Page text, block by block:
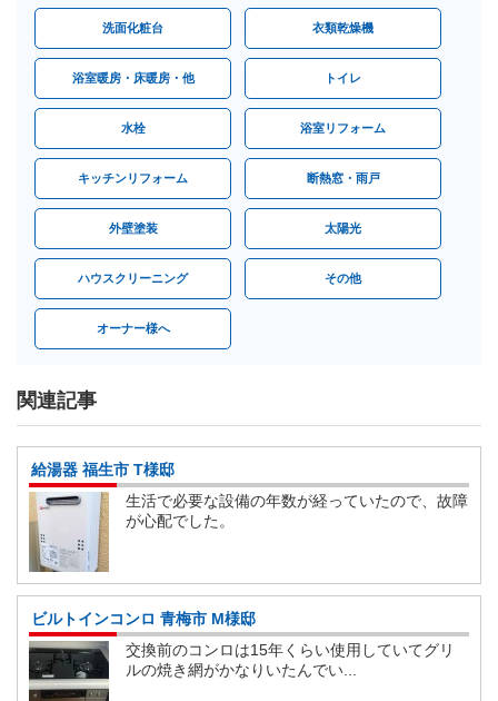
洗面化粧台 衣類乾燥機
浴室暖房・床暖房・他 トイレ
水栓 浴室リフォーム
キッチンリフォーム 断熱窓・雨戸
外壁塗装 太陽光
ハウスクリーニング その他
オーナー様へ
関連記事
給湯器 福生市 T様邸
生活で必要な設備の年数が経っていたので、故障
が心配でした。
ビルトインコンロ 青梅市 M様邸
交換前のコンロは15年くらい使用していてグリ
ルの焼き網がかなりいたんでい...